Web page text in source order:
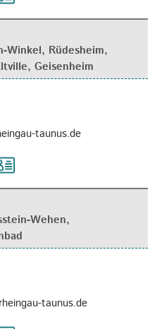
Winkel, Rüdesheim,
Geisenheim
taunus.de
Wehen,
taunus.de